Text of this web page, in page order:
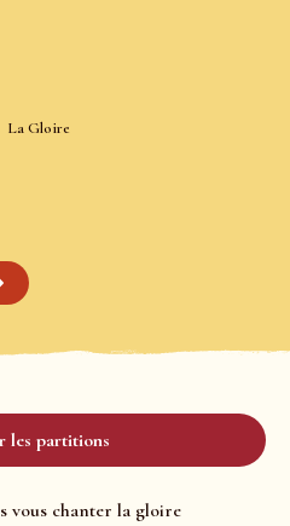
La Gloire
les partitions
vous chanter la gloire